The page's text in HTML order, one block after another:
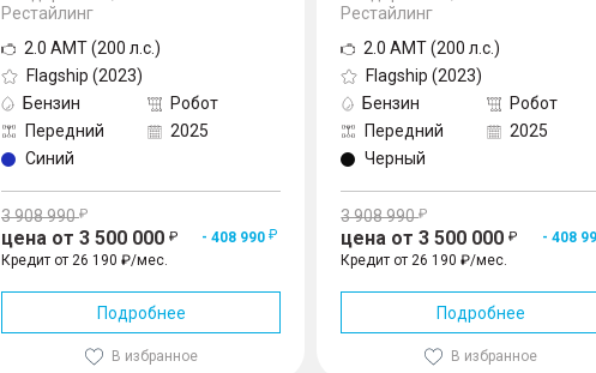
Рестайлинг
2.0 AMT (200 л.с.)
Flagship (2023)
Бензин
Робот
Передний
2025
Синий
3 908 990
цена от 3 500 000
- 408 990
Кредит от 26 190 ₽/мес.
Подробнее
В избранное
Рестайлинг
2.0 AMT (200 л.с.)
Flagship (2023)
Бензин
Робот
Передний
2025
Черный
3 908 990
цена от 3 500 000
- 408
Кредит от 26 190 ₽/мес.
Подробнее
В избранное